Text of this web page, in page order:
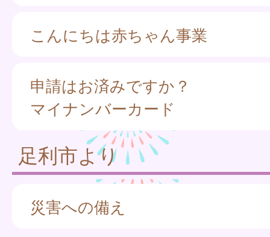
こんにちは赤ちゃん事業
申請はお済みですか？
マイナンバーカード
足利市より
災害への備え